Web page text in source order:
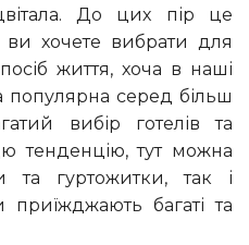
До цих пір це
хочете вибрати для
життя, хоча в наші
популярна серед більш
вибір готелів та
тенденцію, тут можна
та гуртожитки, так і
приїжджають багаті та